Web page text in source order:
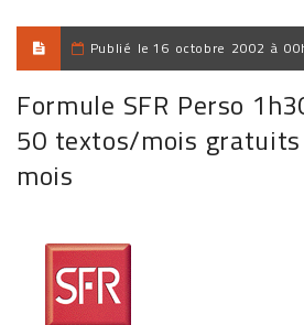
Publié le 16 octobre 2002 à
Formule SFR Perso
50 textos/mois
mois